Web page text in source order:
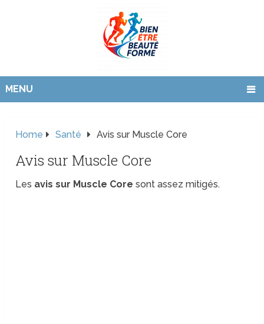
MENU
Home Santé Avis sur Muscle Core
Avis sur Muscle Core
Les avis sur Muscle Core sont assez mitigés.